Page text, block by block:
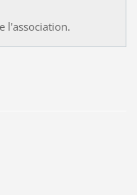
l'association.